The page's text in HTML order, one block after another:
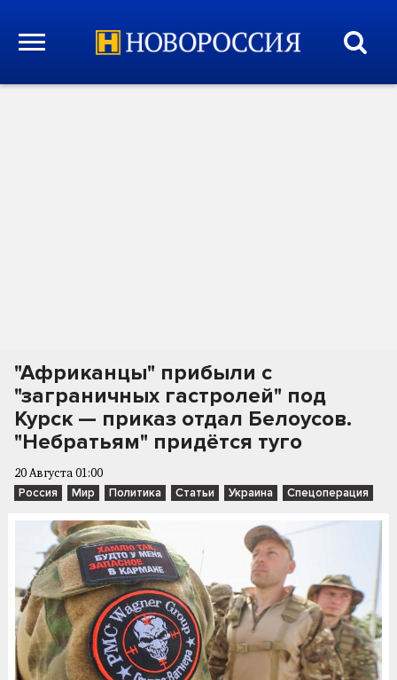
"Африканцы" прибыли с
"заграничных гастролей" под
Курск — приказ отдал Белоусов.
"Небратьям" придётся туго
20 Августа 01:00
Россия Мир Политика Статьи Украина Спецоперация